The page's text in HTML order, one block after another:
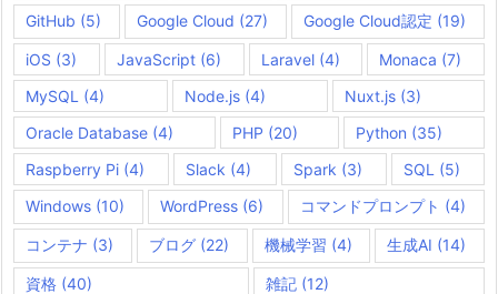
GitHub (5) Google Cloud (27) Google Cloud認定 (19)
iOS (3) JavaScript(6) Laravel(4) Monaca (7)
MySQL (4) Node.js(4) Nuxt.js (3)
Oracle Database (4) PHP (20) Python (35)
Raspberry Pi (4) Slack (4) Spark (3) SQL (5)
Windows (10) WordPress (6) コマンドプロンプト (4)
コンテナ (3) ブログ(22) 機械学習 (4) 生成AI (14)
資格 (40) 雑記(12)